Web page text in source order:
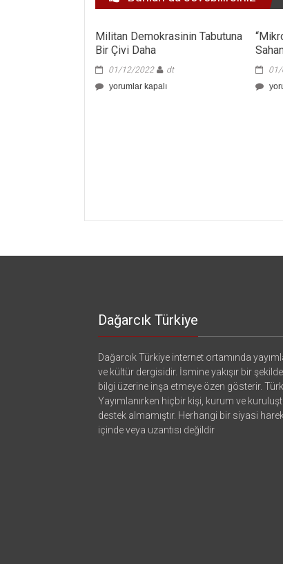
Militan Demokrasinin Tabutuna
Bir Çivi Daha
01/12/2022
dt
Militan
yorumlar kapalı
Dağarcık Türkiye
Dağarcık Türkiye internet ortamında
ve kültür dergisidir. İsmine yakışır bir
bilgi üzerine inşa etmeye özen gösterir.
Yayımlanırken hiçbir kişi, kurum ve
destek almamıştır. Herhangi bir siyasi
içinde veya uzantısı değildir